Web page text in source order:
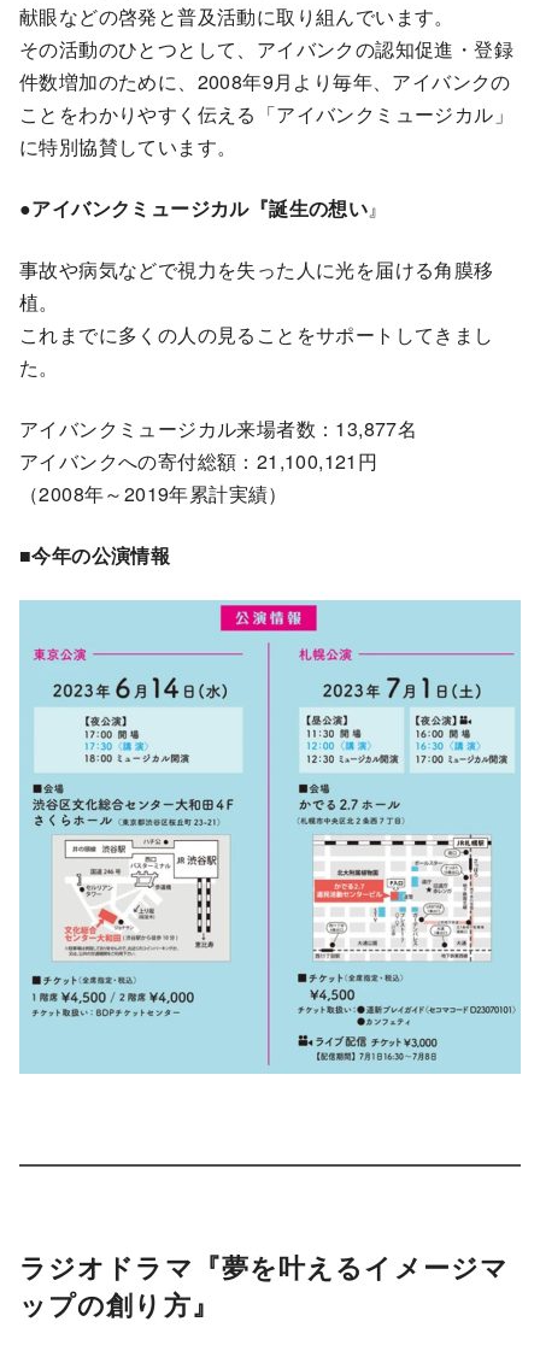
献眼などの啓発と普及活動に取り組んでいます。
その活動のひとつとして、アイバンクの認知促進・登録
件数増加のために、2008年9月より毎年、アイバンクの
ことをわかりやすく伝える「アイバンクミュージカル」
に特別協賛しています。
●アイバンクミュージカル『誕生の想い』
事故や病気などで視力を失った人に光を届ける角膜移
植。
これまでに多くの人の見ることをサポートしてきまし
た。
アイバンクミュージカル来場者数：13,877名
アイバンクへの寄付総額：21,100,121円
（2008年～2019年累計実績）
■今年の公演情報
ラジオドラマ『夢を叶えるイメージマ
ップの創り方』